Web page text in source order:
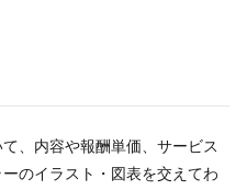
、内容や報酬単価、サービス
のイラスト・図表を交えてわ